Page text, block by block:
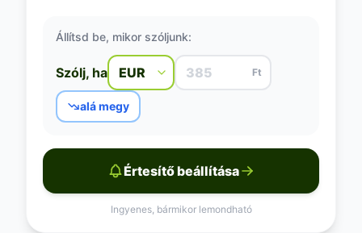
Állítsd be, mikor szóljunk:
Szólj, ha Ft
alá megy
Értesítő beállítása
Ingyenes, bármikor lemondható